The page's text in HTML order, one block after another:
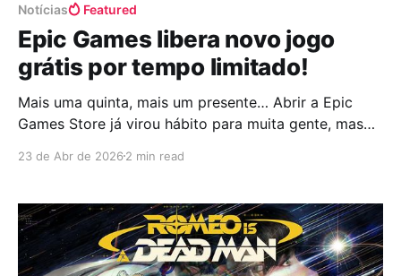
Notícias Featured
Epic Games libera novo jogo
grátis por tempo limitado!
Mais uma quinta, mais um presente… Abrir a Epic
Games Store já virou hábito para muita gente, mas
destaca. A Epic Games trouxe mais um título gratuito
convencional. Não é apenas
23 de Abr de 2026 2 min read